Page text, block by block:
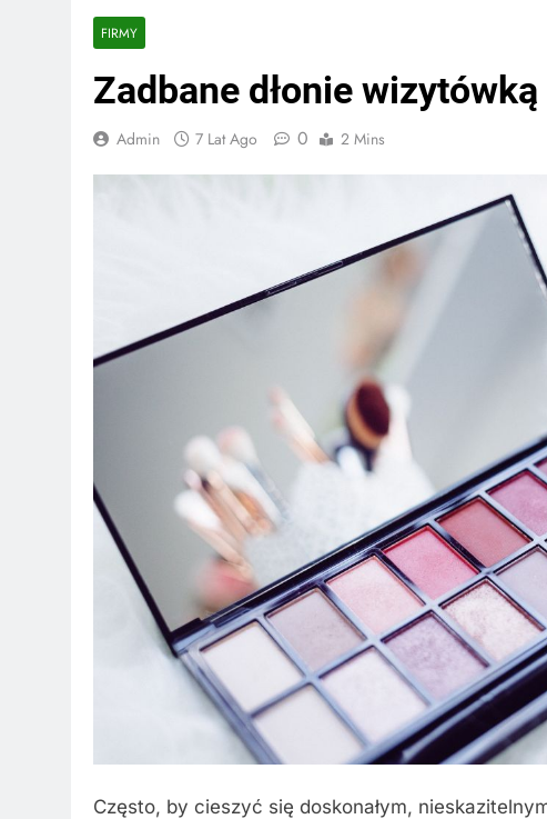
FIRMY
Zadbane dłonie
Admin 7 Lat Ago 0 2 Mins
Często, by cieszyć się doskonałym,